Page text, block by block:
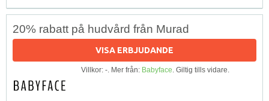
20% rabatt på hudvård från Murad
VISA ERBJUDANDE
Villkor: -. Mer från: Babyface. Giltig tills vidare.